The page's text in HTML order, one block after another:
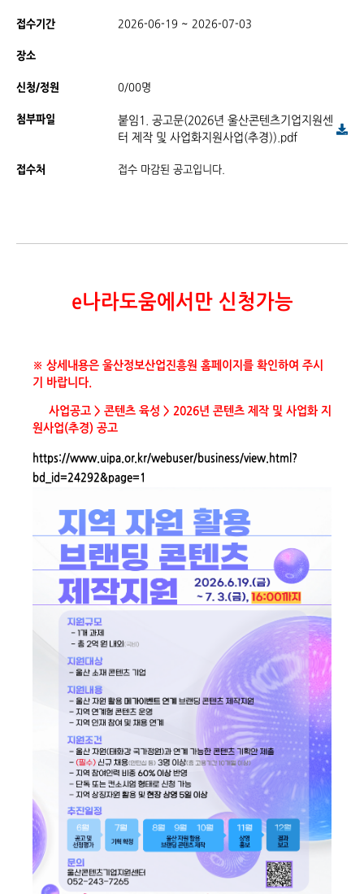
접수기간 2026-06-19 ~ 2026-07-03
장소
신청/정원 0/00명
첨부파일
붙임1. 공고문(2026년 울산콘텐츠기업지원센
터 제작 및 사업화지원사업(추경)).pdf
접수처 접수 마감된 공고입니다.
e나라도움에서만 신청가능
※ 상세내용은 울산정보산업진흥원 홈페이지를 확인하여 주시
기 바랍니다.
사업공고 > 콘텐츠 육성 > 2026년 콘텐츠 제작 및 사업화 지
원사업(추경) 공고
https://www.uipa.or.kr/webuser/business/view.html?
bd_id=24292&page=1